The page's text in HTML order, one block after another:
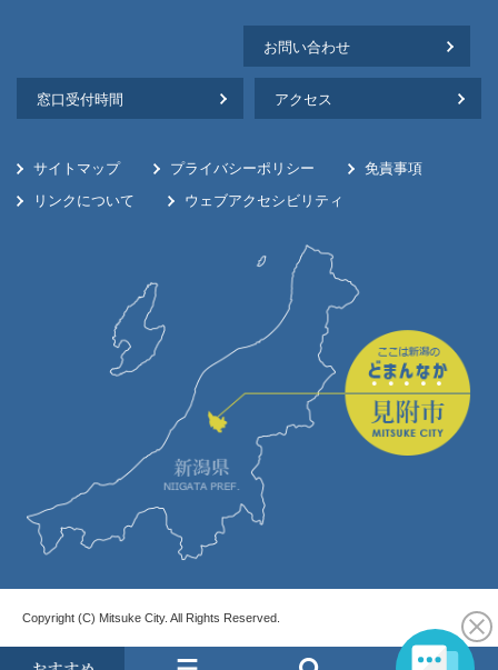
お問い合わせ
窓口受付時間 アクセス
サイトマップ プライバシーポリシー
免責事項
リンクについて
ウェブアクセシビリティ
Copyright (C) Mitsuke City. All Rights Reserved.